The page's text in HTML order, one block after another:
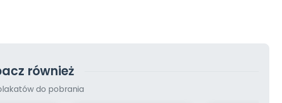
również
do pobrania